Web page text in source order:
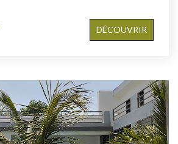
DÉCOUVRIR